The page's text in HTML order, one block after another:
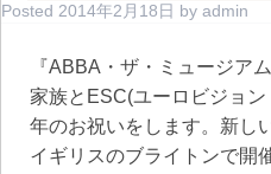
Posted 2014年2月18日 by admin
『ABBA・ザ・ミュージア
家族とESC(ユーロビジョ
年のお祝いをします。新し
イギリスのブライトンで開